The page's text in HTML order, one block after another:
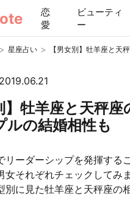
恋
愛
ビューティ
ー
> 星座占い > 【男女別】牡羊座と天
2019.06.21
】牡羊座と天秤
ルの結婚相性も
リーダーシップを発揮する
女それぞれチェックしてみ
別に見た牡羊座と天秤座の